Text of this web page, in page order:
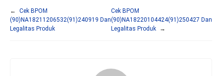
←
Cek BPOM
(90)NA18211206532(91)240919 Dan
Legalitas Produk
Cek BPOM
(90)NA18220104424(91)250427 Dan
Legalitas Produk
→